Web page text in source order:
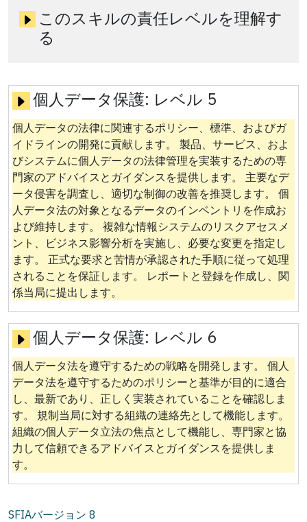
このスキルの責任レベルを理解す
る
個人データ保護: レベル 5
個人データの法律に関連するポリシー、標準、およびガ
イドラインの開発に貢献します。 製品、サービス、およ
びシステムに個人データの法律管理を実装するための専
門家のアドバイスとガイダンスを提供します。 主要なデ
ータ侵害を調査し、適切な制御の改善を推奨します。 個
人データ法の対象となるデータのインベントリを作成お
よび維持します。 複雑な情報システムのリスクアセスメ
ント、ビジネス影響分析を実施し、必要な変更を指定し
ます。 正式な要求と苦情が承認された手順に従って処理
されることを保証します。 レポートと登録を作成し、関
係当局に提出します。
個人データ保護: レベル 6
個人データ法を遵守するための戦略を開発します。 個人
データ法を遵守するためのポリシーと基準が目的に適合
し、最新であり、正しく実装されていることを確認しま
す。 規制当局に対する組織の連絡先として機能します。
組織の個人データ立法の焦点として機能し、専門家と協
力して信頼できるアドバイスとガイダンスを提供しま
す。
SFIAバージョン 8